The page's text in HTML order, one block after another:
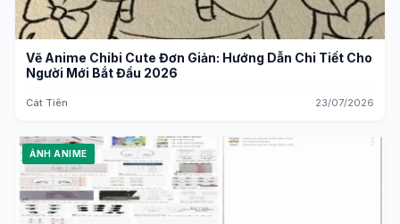
Vẽ Anime Chibi Cute Đơn Giản: Hướng Dẫn Chi Tiết Cho
Người Mới Bắt Đầu 2026
Cát Tiên 23/07/2026
ẢNH ANIME